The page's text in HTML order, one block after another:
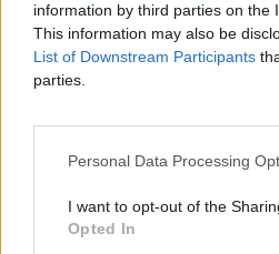
information by third parties on the
This information may also be
List of Downstream Participants
parties.
Personal Data Processing
I want to opt-out of the
Opted In
Prawo i Sprawiedliwość
NSA podjął ostateczną
bezczynności, blokując środki po